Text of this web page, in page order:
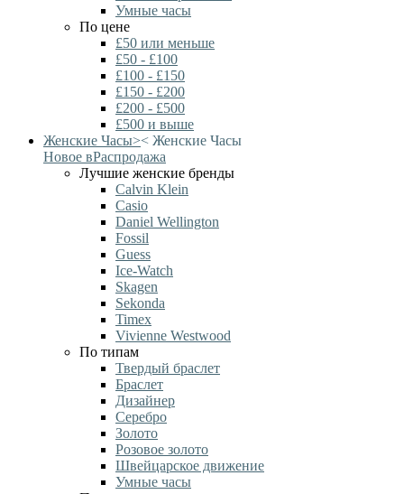
Умные часы
По цене
£50 или меньше
£50 - £100
£100 - £150
£150 - £200
£200 - £500
£500 и выше
Женские Часы>< Женские Часы
Новое вРаспродажа
Лучшие женские бренды
Calvin Klein
Casio
Daniel Wellington
Fossil
Guess
Ice-Watch
Skagen
Sekonda
Timex
Vivienne Westwood
По типам
Твердый браслет
Браслет
Дизайнер
Серебро
Золото
Розовое золото
Швейцарское движение
Умные часы